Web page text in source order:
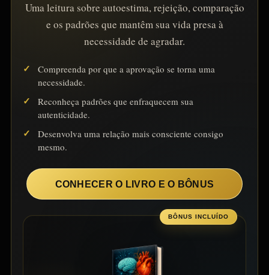
Uma leitura sobre autoestima, rejeição, comparação
e os padrões que mantêm sua vida presa à
necessidade de agradar.
Compreenda por que a aprovação se torna uma
necessidade.
Reconheça padrões que enfraquecem sua
autenticidade.
Desenvolva uma relação mais consciente consigo
mesmo.
CONHECER O LIVRO E O BÔNUS
BÔNUS INCLUÍDO